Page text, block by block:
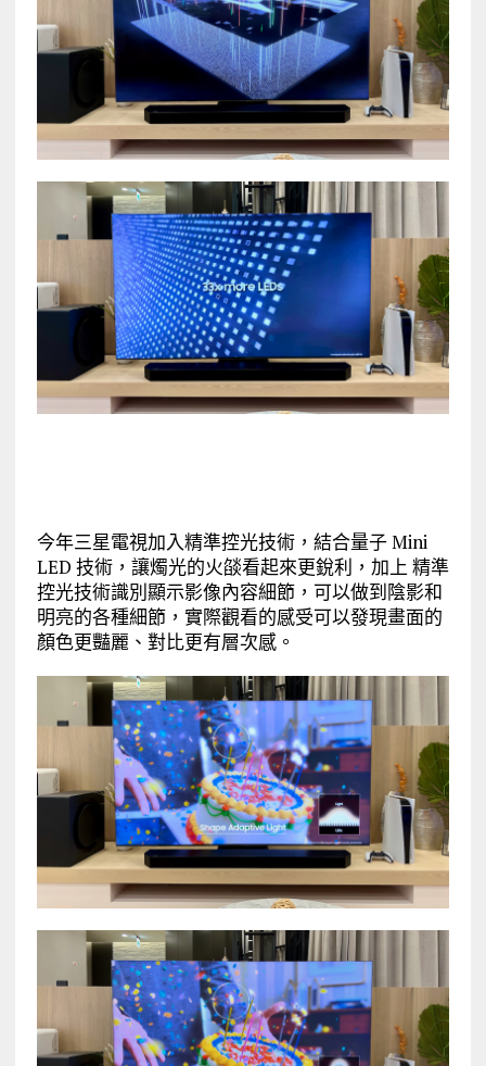
今年三星電視加入精準控光技術，結合量子 Mini
LED 技術，讓燭光的火燄看起來更銳利，加上 精準
控光技術識別顯示影像內容細節，可以做到陰影和
明亮的各種細節，實際觀看的感受可以發現畫面的
顏色更豔麗、對比更有層次感。